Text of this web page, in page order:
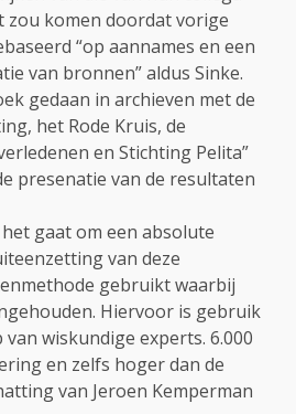
zou komen doordat vorige
“op aannames en een
van bronnen” aldus Sinke.
gedaan in archieven met de
het Rode Kruis, de
en Stichting Pelita”
presenatie van de resultaten
gaat om een absolute
van deze
gebruikt waarbij
Hiervoor is gebruik
wiskundige experts. 6.000
en zelfs hoger dan de
van Jeroen Kemperman